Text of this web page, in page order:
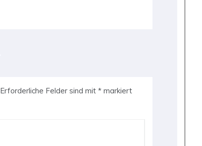
Erforderliche Felder sind mit * markiert